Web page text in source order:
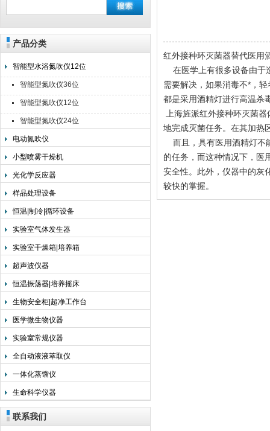
上海旌派仪器有限公司
产品分类
智能型水浴氮吹仪12位
智能型氮吹仪36位
智能型氮吹仪12位
智能型氮吹仪24位
电动氮吹仪
小型喷雾干燥机
光化学反应器
样品处理设备
恒温|制冷|循环设备
实验室气体发生器
实验室干燥箱|培养箱
超声波仪器
恒温振荡器|培养摇床
生物安全柜|超净工作台
医学微生物仪器
实验室常规仪器
全自动液液萃取仪
一体化蒸馏仪
生命科学仪器
联系我们
红外接种环灭菌器替代医用
在医学上有很多设备由于
需要解决，如果消毒不*，
都是采用酒精灯进行高温杀
上海旌派红外接种环灭菌
地完成灭菌任务。在其加热
而且，具有医用酒精灯不
的任务，而这种情况下，医
安全性。此外，仪器中的灰
较快的掌握。